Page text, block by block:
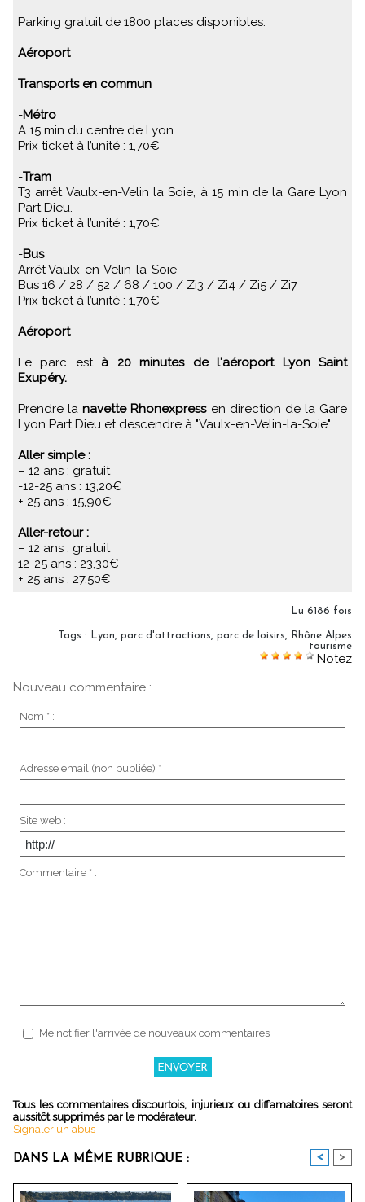
Parking gratuit de 1800 places disponibles.
Aéroport
Transports en commun
-Métro
A 15 min du centre de Lyon.
Prix ticket à l’unité : 1,70€
-Tram
T3 arrêt Vaulx-en-Velin la Soie, à 15 min de la Gare Lyon
Part Dieu.
Prix ticket à l’unité : 1,70€
-Bus
Arrêt Vaulx-en-Velin-la-Soie
Bus 16 / 28 / 52 / 68 / 100 / Zi3 / Zi4 / Zi5 / Zi7
Prix ticket à l’unité : 1,70€
Aéroport
Le parc est à 20 minutes de l'aéroport Lyon Saint
Exupéry.
Prendre lanavette Rhonexpressen direction de la Gare
Lyon Part Dieu et descendre à "Vaulx-en-Velin-la-Soie".
Aller simple :
– 12 ans : gratuit
-12-25 ans : 13,20€
+ 25 ans : 15,90€
Aller-retour :
– 12 ans : gratuit
12-25 ans : 23,30€
+ 25 ans : 27,50€
Lu 6186 fois
Tags : Lyon, parc d'attractions, parc de loisirs,
Rhône Alpes
tourisme
Notez
Nouveau commentaire :
Nom * :
Adresse email (non publiée) * :
Site web :
Commentaire * :
Me notifier l'arrivée de nouveaux commentaires
Tous les commentaires discourtois, injurieux ou diffamatoires seront
aussitôt supprimés par le modérateur.
Signaler un abus
DANS LA MÊME RUBRIQUE : < >